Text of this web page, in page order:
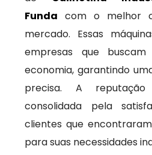
Funda com o melhor
mercado. Essas
empresas que
economia, garantindo
precisa. A
consolidada pela
clientes que
para suas necessidades